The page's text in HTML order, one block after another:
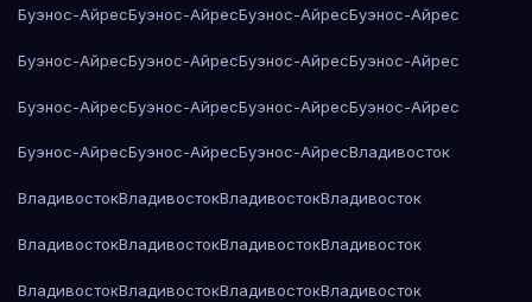
Буэнос-АйресБуэнос-АйресБуэнос-АйресБуэнос-Айрес
Буэнос-АйресБуэнос-АйресБуэнос-АйресБуэнос-Айрес
Буэнос-АйресБуэнос-АйресБуэнос-АйресБуэнос-Айрес
Буэнос-АйресБуэнос-АйресБуэнос-АйресВладивосток
ВладивостокВладивостокВладивостокВладивосток
ВладивостокВладивостокВладивостокВладивосток
ВладивостокВладивостокВладивостокВладивосток